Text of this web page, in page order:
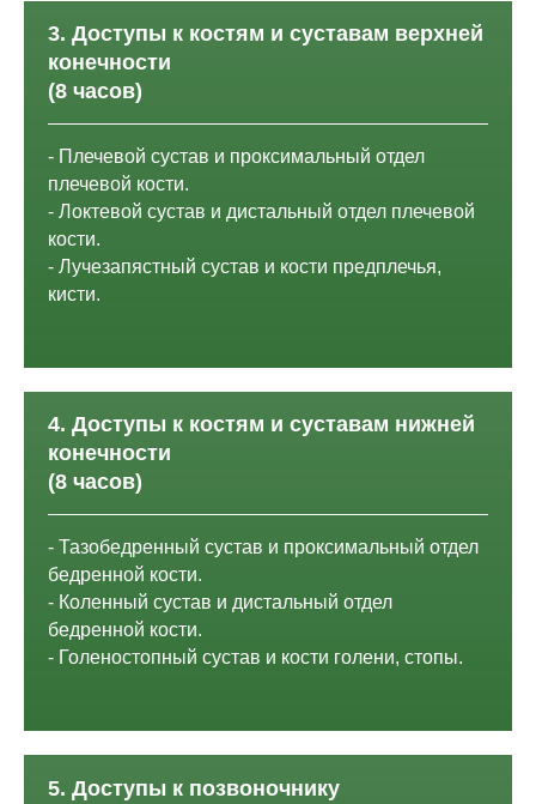
3. Доступы к костям и суставам верхней
конечности
(8 часов)
- Плечевой сустав и проксимальный отдел
плечевой кости.
- Локтевой сустав и дистальный отдел плечевой
кости.
- Лучезапястный сустав и кости предплечья,
кисти.
4. Доступы к костям и суставам нижней
конечности
(8 часов)
- Тазобедренный сустав и проксимальный отдел
бедренной кости.
- Коленный сустав и дистальный отдел
бедренной кости.
- Голеностопный сустав и кости голени, стопы.
5. Доступы к позвоночнику